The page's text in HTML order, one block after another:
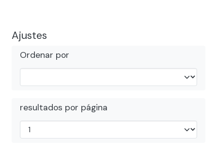
Ajustes
Ordenar por
resultados por página